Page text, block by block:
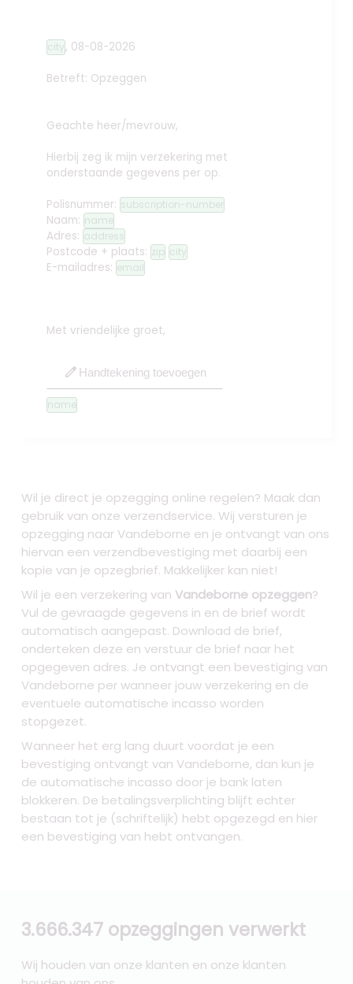
city, 08-08-2026
Betreft: Opzeggen
Geachte heer/mevrouw,
Hierbij zeg ik mijn verzekering met
onderstaande gegevens per op.
Polisnummer: subscription-number
Naam: name
Adres: address
Postcode + plaats: zip city
E-mailadres: email
Met vriendelijke groet,
edit Handtekening toevoegen
name
Wil je direct je opzegging online regelen? Maak dan
gebruik van onze verzendservice. Wij versturen je
opzegging naar Vandeborne en je ontvangt van ons
hiervan een verzendbevestiging met daarbij een
kopie van je opzegbrief. Makkelijker kan niet!
Wil je een verzekering van Vandeborne opzeggen?
Vul de gevraagde gegevens in en de brief wordt
automatisch aangepast. Download de brief,
onderteken deze en verstuur de brief naar het
opgegeven adres. Je ontvangt een bevestiging van
Vandeborne per wanneer jouw verzekering en de
eventuele automatische incasso worden
stopgezet.
Wanneer het erg lang duurt voordat je een
bevestiging ontvangt van Vandeborne, dan kun je
de automatische incasso door je bank laten
blokkeren. De betalingsverplichting blijft echter
bestaan tot je (schriftelijk) hebt opgezegd en hier
een bevestiging van hebt ontvangen.
3.666.347 opzeggingen verwerkt
Wij houden van onze klanten en onze klanten